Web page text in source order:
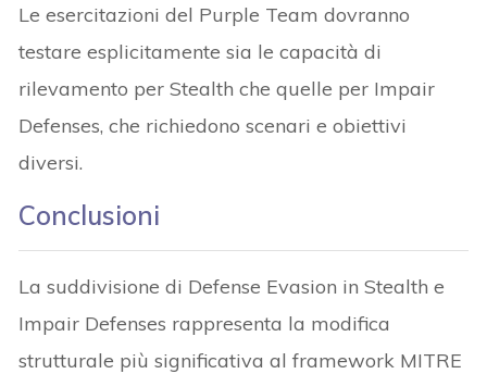
Le esercitazioni del Purple Team dovranno
testare esplicitamente sia le capacità di
rilevamento per Stealth che quelle per Impair
Defenses, che richiedono scenari e obiettivi
diversi.
Conclusioni
La suddivisione di Defense Evasion in Stealth e
Impair Defenses rappresenta la modifica
strutturale più significativa al framework MITRE